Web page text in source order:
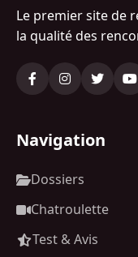
Le premier site de
la qualité des
Navigation
Dossiers
Chatroulette
Test & Avis